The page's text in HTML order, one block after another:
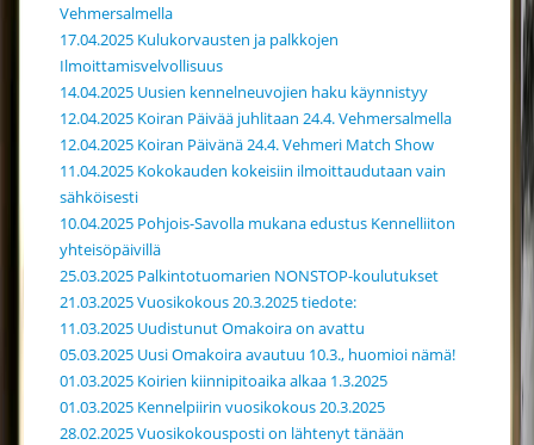
Vehmersalmella
17.04.2025 Kulukorvausten ja palkkojen
Ilmoittamisvelvollisuus
14.04.2025 Uusien kennelneuvojien haku käynnistyy
12.04.2025 Koiran Päivää juhlitaan 24.4. Vehmersalmella
12.04.2025 Koiran Päivänä 24.4. Vehmeri Match Show
11.04.2025 Kokokauden kokeisiin ilmoittaudutaan vain
sähköisesti
10.04.2025 Pohjois-Savolla mukana edustus Kennelliiton
yhteisöpäivillä
25.03.2025 Palkintotuomarien NONSTOP-koulutukset
21.03.2025 Vuosikokous 20.3.2025 tiedote:
11.03.2025 Uudistunut Omakoira on avattu
05.03.2025 Uusi Omakoira avautuu 10.3., huomioi nämä!
01.03.2025 Koirien kiinnipitoaika alkaa 1.3.2025
01.03.2025 Kennelpiirin vuosikokous 20.3.2025
28.02.2025 Vuosikokousposti on lähtenyt tänään